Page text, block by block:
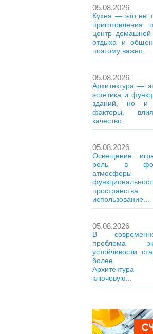
05.08.2026
Кухня — это не
центр домашней
отдыха и
поэтому важно,...
05.08.2026
Архитектура —
эстетика и
зданий, но и
факторы,
качество...
05.08.2026
Освещение
роль в
пространства.
использование...
05.08.2026
В
проблема
устойчивости
более
ключевую...